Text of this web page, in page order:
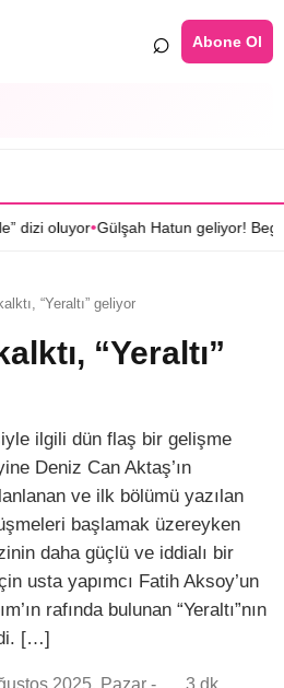
⌕ Abone Ol
Hatun geliyor! Begüm Birgören
“Yeraltı” geliyor
“Yeraltı”
ilgili dün flaş bir gelişme
Deniz Can Aktaş’ın
ve ilk bölümü yazılan
başlamak üzereyken
daha güçlü ve iddialı bir
usta yapımcı Fatih Aksoy’un
rafında bulunan “Yeraltı”nın
[…]
2025, Pazar -
3 dk